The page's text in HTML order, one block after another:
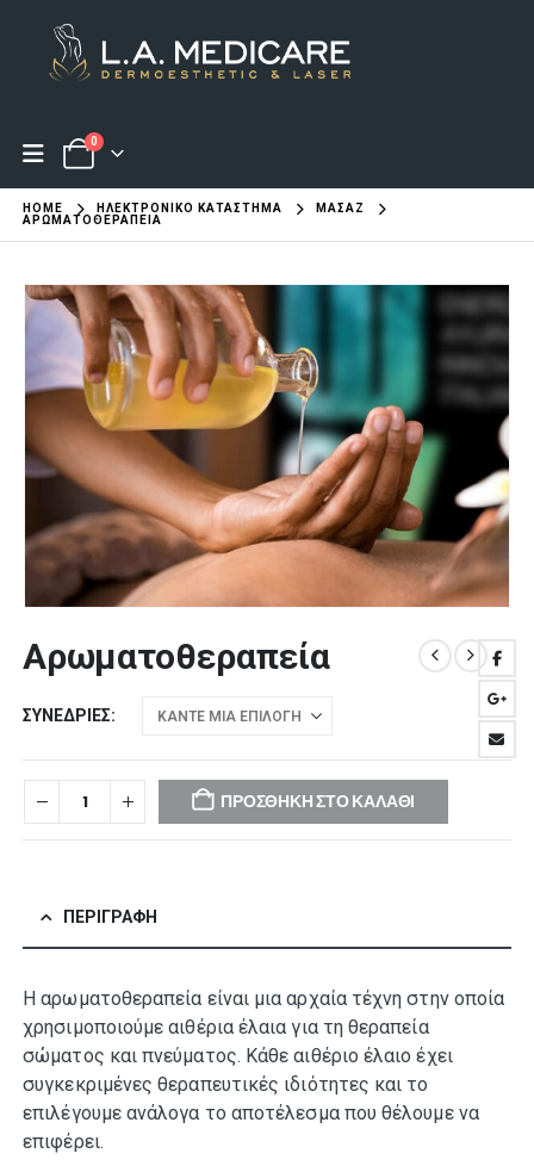
0
HOME ΗΛΕΚΤΡΟΝΙΚΌ ΚΑΤΆΣΤΗΜΑ
ΜΑΣΆΖ
AΡΩΜΑΤΟΘΕΡΑΠΕΊΑ
Aρωματοθεραπεία
ΣΥΝΕΔΡΊΕΣ
ΠΡΟΣΘΉΚΗ ΣΤΟ ΚΑΛΆΘΙ
ΠΕΡΙΓΡΑΦΉ
Η αρωματοθεραπεία είναι μια αρχαία τέχνη στην οποία
χρησιμοποιούμε αιθέρια έλαια για τη θεραπεία
σώματος και πνεύματος. Κάθε αιθέριο έλαιο έχει
συγκεκριμένες θεραπευτικές ιδιότητες και το
επιλέγουμε ανάλογα το αποτέλεσμα που θέλουμε να
επιφέρει.